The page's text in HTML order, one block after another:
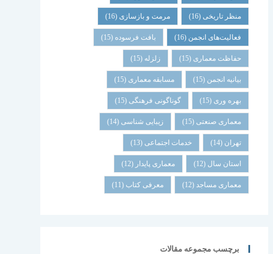
منظر تاریخی(16) مرمت و بازسازی(16)
فعالیت‌های انجمن (16) بافت فرسوده (15)
حفاظت معماری (15) زلزله (15)
بیانیه انجمن (15) مسابقه معماری (15)
بهره وری (15) گوناگونی فرهنگی (15)
معماری صنعتی (15) زیبایی شناسی (14)
تهران (14) خدمات اجتماعی (13)
استان سال (12) معماری پایدار (12)
معماری مساجد(12) معرفی کتاب (11)
برچسب مجموعه مقالات